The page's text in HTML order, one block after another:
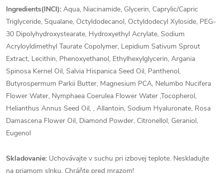
Ingredients(INCI): Aqua, Niacinamide, Glycerin, Caprylic/Capric
Triglyceride, Squalane, Octyldodecanol, Octyldodecyl Xyloside, PEG-
30 Dipolyhydroxystearate, Hydroxyethyl Acrylate, Sodium
Acryloyldimethyl Taurate Copolymer, Lepidium Sativum Sprout
Extract, Lecithin, Phenoxyethanol, Ethylhexylglycerin, Argania
Spinosa Kernel Oil, Salvia Hispanica Seed Oil, Panthenol,
Butyrospermum Parkii Butter, Magnesium PCA, Nelumbo Nucifera
Flower Water, Nymphaea Coerulea Flower Water ,Tocopherol,
Helianthus Annus Seed Oil, , Allantoin, Sodium Hyaluronate, Rosa
Damascena Flower Oil, Diamond Powder, Citronellol, Geraniol,
Eugenol
Skladovanie: Uchovávajte v suchu pri izbovej teplote. Neskladujte
na priamom slnku. Chráňte pred mrazom!